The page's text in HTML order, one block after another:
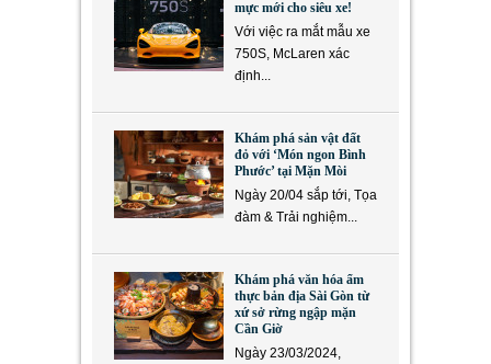
mực mới cho siêu xe!
Với việc ra mắt mẫu xe
750S, McLaren xác
định...
Khám phá sản vật đất
đỏ với ‘Món ngon Bình
Phước’ tại Mặn Mòi
Ngày 20/04 sắp tới, Tọa
đàm & Trải nghiệm...
Khám phá văn hóa ẩm
thực bản địa Sài Gòn từ
xứ sở rừng ngập mặn
Cần Giờ
Ngày 23/03/2024,